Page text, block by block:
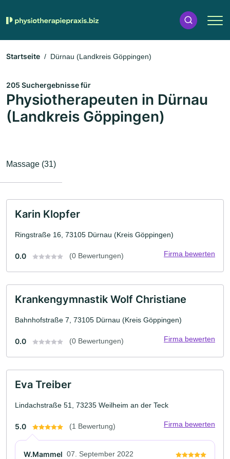
Startseite Dürnau (Landkreis Göppingen)
205 Suchergebnisse für
Physiotherapeuten in Dürnau
(Landkreis Göppingen)
Massage (31)
Karin Klopfer
Ringstraße 16, 73105 Dürnau (Kreis Göppingen)
0.0 (0 Bewertungen) Firma bewerten
Krankengymnastik Wolf Christiane
Bahnhofstraße 7, 73105 Dürnau (Kreis Göppingen)
0.0 (0 Bewertungen) Firma bewerten
Eva Treiber
Lindachstraße 51, 73235 Weilheim an der Teck
5.0 (1 Bewertung) Firma bewerten
W.Mammel 07. September 2022